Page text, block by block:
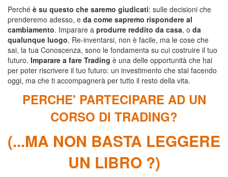
Perché è su questo che saremo giudicati: sulle decisioni che
prenderemo adesso, e da come sapremo rispondere al
cambiamento. Imparare a produrre reddito da casa, o da
qualunque luogo, Re-inventarsi, non è facile, ma le cose che
sai, la tua Conoscenza, sono le fondamenta su cui costruire il tuo
futuro. Imparare a fare Trading è una delle opportunità che hai
per poter riscrivere il tuo futuro: un investimento che stai facendo
oggi, ma che ti accompagnerà per tutto il resto della vita.
PERCHE' PARTECIPARE AD UN
CORSO DI TRADING?
(...MA NON BASTA LEGGERE
UN LIBRO ?)